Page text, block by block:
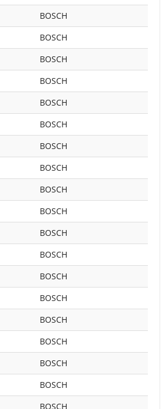
BOSCH
BOSCH
BOSCH
BOSCH
BOSCH
BOSCH
BOSCH
BOSCH
BOSCH
BOSCH
BOSCH
BOSCH
BOSCH
BOSCH
BOSCH
BOSCH
BOSCH
BOSCH
BOSCH